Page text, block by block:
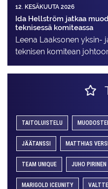
12. KESÄKUUTA 2026
Ida Hellström jatkaa
teknisessä komiteassa
Leena Laaksonen yksin-
teknisen komitean
TAITOLUISTELU
JÄÄTANSSI MATTHIAS
TEAM UNIQUE JUHO PIRINEN
MARIGOLD ICEUNITY